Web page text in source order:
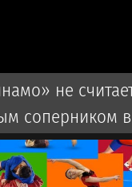
не
соперником